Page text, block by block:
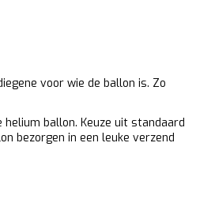
voor wie de ballon is. Zo
ballon. Keuze uit standaard
bezorgen in een leuke verzend